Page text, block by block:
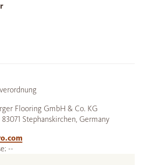
Flooring GmbH & Co. KG
83071 Stephanskirchen, Germany
--